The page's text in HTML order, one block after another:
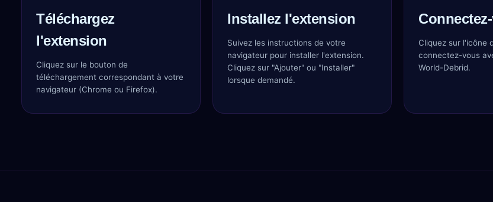
Téléchargez
l'extension
Cliquez sur le bouton de
téléchargement correspondant à votre
navigateur (Chrome ou Firefox).
Installez l'extension
Suivez les instructions de votre
navigateur pour installer l'extension.
Cliquez sur "Ajouter" ou "Installer"
lorsque demandé.
Cliquez sur l'icône
connectez-vous
World-Debrid.